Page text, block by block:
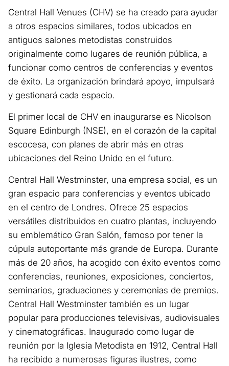
Central Hall Venues (CHV) se ha creado para ayudar
a otros espacios similares, todos ubicados en
antiguos salones metodistas construidos
originalmente como lugares de reunión pública, a
funcionar como centros de conferencias y eventos
de éxito. La organización brindará apoyo, impulsará
y gestionará cada espacio.
El primer local de CHV en inaugurarse es Nicolson
Square Edinburgh (NSE), en el corazón de la capital
escocesa, con planes de abrir más en otras
ubicaciones del Reino Unido en el futuro.
Central Hall Westminster, una empresa social, es un
gran espacio para conferencias y eventos ubicado
en el centro de Londres. Ofrece 25 espacios
versátiles distribuidos en cuatro plantas, incluyendo
su emblemático Gran Salón, famoso por tener la
cúpula autoportante más grande de Europa. Durante
más de 20 años, ha acogido con éxito eventos como
conferencias, reuniones, exposiciones, conciertos,
seminarios, graduaciones y ceremonias de premios.
Central Hall Westminster también es un lugar
popular para producciones televisivas, audiovisuales
y cinematográficas. Inaugurado como lugar de
reunión por la Iglesia Metodista en 1912, Central Hall
ha recibido a numerosas figuras ilustres, como